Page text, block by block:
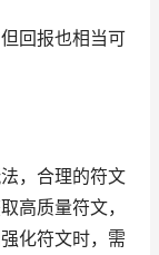
回报也相当可
，合理的符文
高质量符文，
化符文时，需